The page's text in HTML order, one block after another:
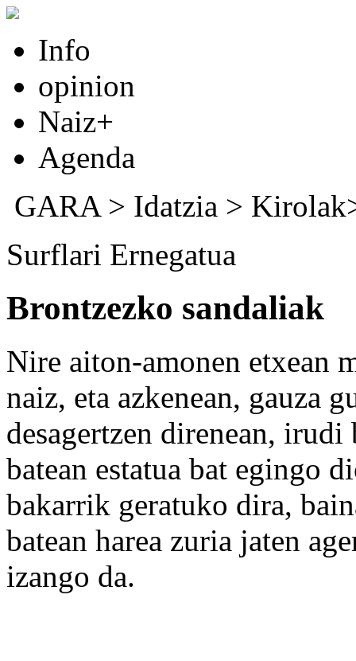
Info
opinion
Naiz+
Agenda
GARA> Idatzia >
Surflari Ernegatua
Brontzezko sandaliak
Nire aiton-amonen etxean
naiz, eta azkenean, gauza
desagertzen direnean,
batean estatua bat egingo
bakarrik geratuko dira,
batean harea zuria jaten
izango da.